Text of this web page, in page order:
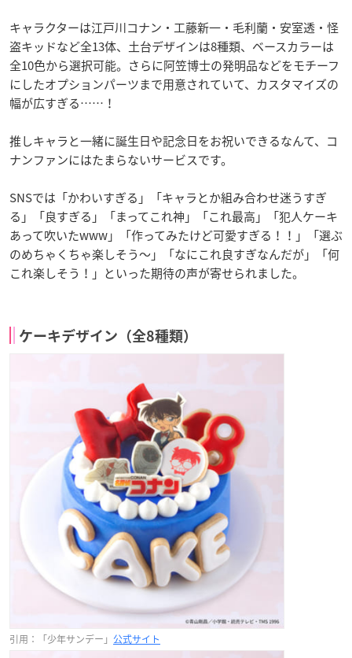
キャラクターは江戸川コナン・工藤新一・毛利蘭・安室透・怪
盗キッドなど全13体、土台デザインは8種類、ベースカラーは
全10色から選択可能。さらに阿笠博士の発明品などをモチーフ
にしたオプションパーツまで用意されていて、カスタマイズの
幅が広すぎる……！
推しキャラと一緒に誕生日や記念日をお祝いできるなんて、コ
ナンファンにはたまらないサービスです。
SNSでは「かわいすぎる」「キャラとか組み合わせ迷うすぎ
る」「良すぎる」「まってこれ神」「これ最高」「犯人ケーキ
あって吹いたwww」「作ってみたけど可愛すぎる！！」「選ぶ
のめちゃくちゃ楽しそう〜」「なにこれ良すぎなんだが」「何
これ楽しそう！」といった期待の声が寄せられました。
ケーキデザイン（全8種類）
引用：「少年サンデー」 公式サイト